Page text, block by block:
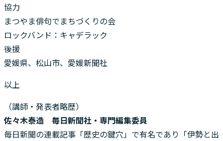
協力
まつやま俳句でまちづくりの会
ロックバンド：キャデラック
後援
愛媛県、松山市、愛媛新聞社
以上
（講師・発表者略歴）
佐々木泰造 毎日新聞社・専門編集委員
毎日新聞の連載記事「歴史の鍵穴」で有名であり「伊勢と出